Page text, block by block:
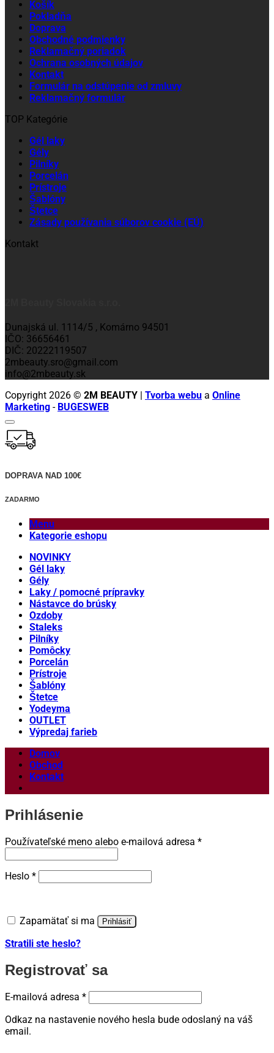
Košík
Pokladňa
Doprava
Obchodné podmienky
Reklamačný poriadok
Ochrana osobných údajov
Kontakt
Formulár na odstúpenie od zmluvy
Reklamačný formulár
TOP Kategórie
Gél laky
Gély
Pilníky
Porcelán
Prístroje
Šablóny
Štetce
Zásady používania súborov cookie (EÚ)
Kontakt
Dunajská ul. 1114/5 , Komárno 94501
IČO: 36656461
DIČ: 20222119507
2mbeauty.sro@gmail.com
info@2mbeauty.sk
Copyright 2026 © 2M BEAUTY | Tvorba webu a Online
Marketing - BUGESWEB
DOPRAVA NAD 100€
ZADARMO
Menu
Kategorie eshopu
NOVINKY
Gél laky
Gély
Laky / pomocné prípravky
Nástavce do brúsky
Ozdoby
Staleks
Pilníky
Pomôcky
Porcelán
Prístroje
Šablóny
Štetce
Yodeyma
OUTLET
Výpredaj farieb
Domov
Obchod
Kontakt
Prihlásenie
Používateľské meno alebo e-mailová adresa *Povinné
Heslo *Povinné
Zapamätať si ma Prihlásiť
Stratili ste heslo?
Registrovať sa
E-mailová adresa *Povinné
Odkaz na nastavenie nového hesla bude odoslaný na váš
email.